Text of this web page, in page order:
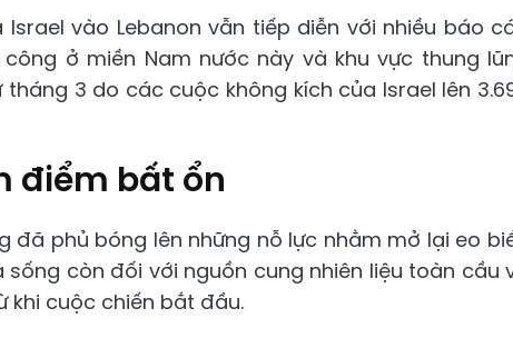
vào Lebanon vẫn tiếp diễn với nhiều báo
ở miền Nam nước này và khu vực thung
3 do các cuộc không kích của Israel lên
điểm bất ổn
đã phủ bóng lên những nỗ lực nhằm mở lại eo
còn đối với nguồn cung nhiên liệu toàn cầu
khi cuộc chiến bắt đầu.